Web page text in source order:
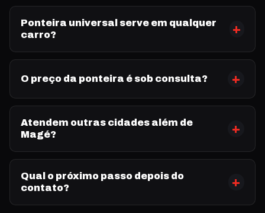
Ponteira universal serve em qualquer
carro?
O preço da ponteira é sob consulta?
Atendem outras cidades além de
Magé?
Qual o próximo passo depois do
contato?